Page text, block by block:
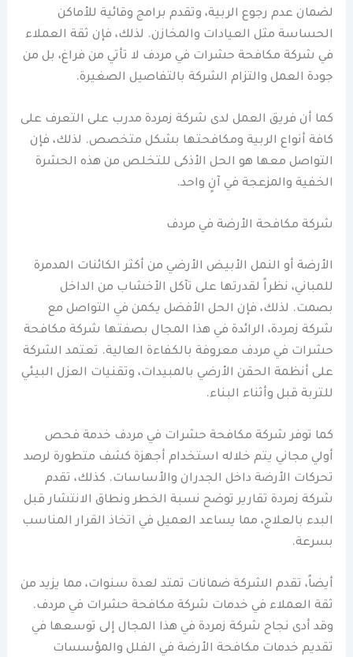
لضمان عدم رجوع الربية، وتقدم برامج وقائية للأماكن
الحساسة مثل العيادات والمخازن. لذلك، فإن ثقة العملاء
في شركة مكافحة حشرات في مردف لا تأتي من فراغ، بل من
جودة العمل والتزام الشركة بالتفاصيل الصغيرة.
كما أن فريق العمل لدى شركة زمردة مدرب على التعرف على
كافة أنواع الربية ومكافحتها بشكل متخصص. لذلك، فإن
التواصل معها هو الحل الأذكى للتخلص من هذه الحشرة
الخفية والمزعجة في آنٍ واحد.
شركة مكافحة الأرضة في مردف
الأرضة أو النمل الأبيض الأرضي من أكثر الكائنات المدمرة
للمباني، نظراً لقدرتها على تآكل الأخشاب من الداخل
بصمت. لذلك، فإن الحل الأفضل يكمن في التواصل مع
شركة زمردة، الرائدة في هذا المجال بصفتها شركة مكافحة
حشرات في مردف معروفة بالكفاءة العالية. تعتمد الشركة
على أنظمة الحقن الأرضي بالمبيدات، وتقنيات العزل البيئي
للتربة قبل وأثناء البناء.
كما توفر شركة مكافحة حشرات في مردف خدمة فحص
أولي مجاني يتم خلاله استخدام أجهزة كشف متطورة لرصد
تحركات الأرضة داخل الجدران والأساسات. كذلك، تقدم
شركة زمردة تقارير توضح نسبة الخطر ونطاق الانتشار قبل
البدء بالعلاج، مما يساعد العميل في اتخاذ القرار المناسب
بسرعة.
أيضاً، تقدم الشركة ضمانات تمتد لعدة سنوات، مما يزيد من
ثقة العملاء في خدمات شركة مكافحة حشرات في مردف.
وقد أدى نجاح شركة زمردة في هذا المجال إلى توسعها في
تقديم خدمات مكافحة الأرضة في الفلل والمؤسسات